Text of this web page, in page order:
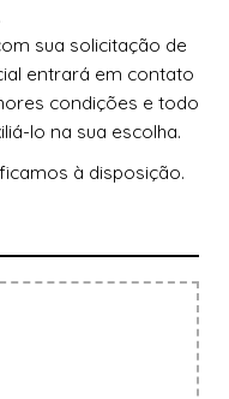
sua solicitação de
entrará em contato
condições e todo
lo na sua escolha.
à disposição.